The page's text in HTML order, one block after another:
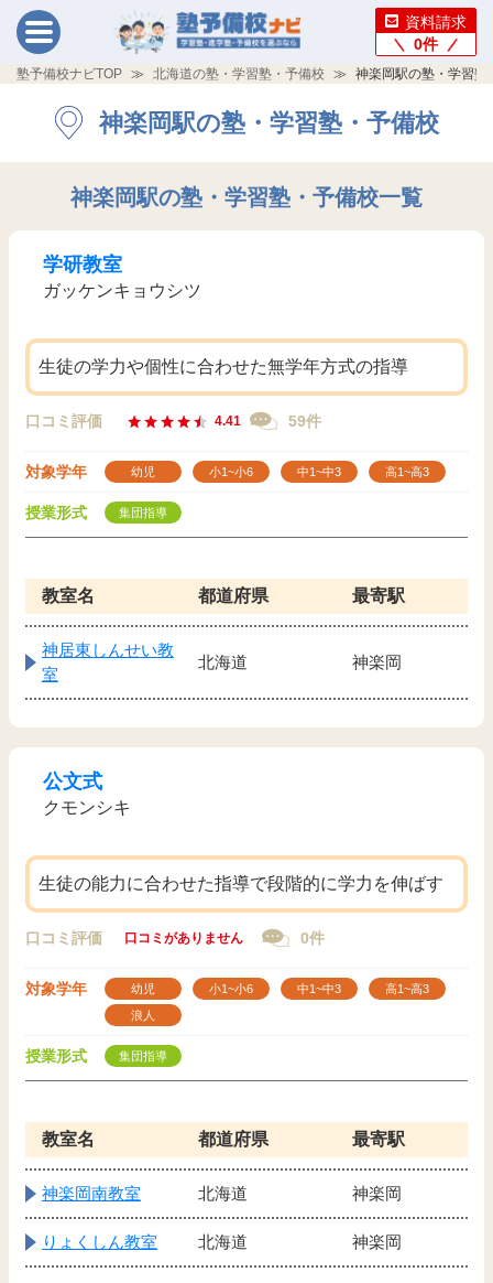
資料請求
0件
塾予備校ナビTOP 北海道の塾・学習塾・予備校 神楽岡駅の塾・学習塾
神楽岡駅の塾・学習塾・予備校
神楽岡駅の塾・学習塾・予備校一覧
学研教室
ガッケンキョウシツ
生徒の学力や個性に合わせた無学年方式の指導
口コミ評価 4.41 59件
対象学年 幼児 小1~小6 中1~中3 高1~高3
授業形式 集団指導
教室名 都道府県 最寄駅
神居東しんせい教
室
北海道 神楽岡
公文式
クモンシキ
生徒の能力に合わせた指導で段階的に学力を伸ばす
口コミ評価 口コミがありません 0件
対象学年 幼児 小1~小6 中1~中3
高1~高3
浪人
授業形式 集団指導
教室名 都道府県 最寄駅
神楽岡南教室 北海道 神楽岡
りょくしん教室 北海道 神楽岡